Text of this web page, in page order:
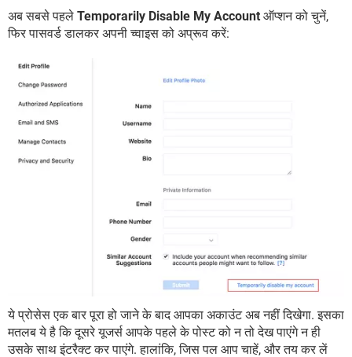
अब सबसे पहले Temporarily Disable My Account ऑप्शन को चुनें,
फिर पासवर्ड डालकर अपनी च्वाइस को अप्रूव करें:
ये प्रोसेस एक बार पूरा हो जाने के बाद आपका अकाउंट अब नहीं दिखेगा. इसका
मतलब ये है कि दूसरे यूजर्स आपके पहले के पोस्ट को न तो देख पाएंगे न ही
उसके साथ इंटरैक्ट कर पाएंगे. हालांकि, जिस पल आप चाहें, और तय कर लें